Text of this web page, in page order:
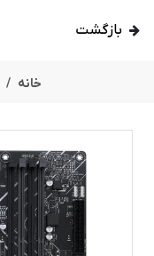
بازگشت
خانه